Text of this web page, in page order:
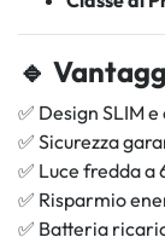
🔹
✅ Design SLIM
✅ Sicurezza
✅ Luce fredda
✅ Risparmio
✅ Batteria